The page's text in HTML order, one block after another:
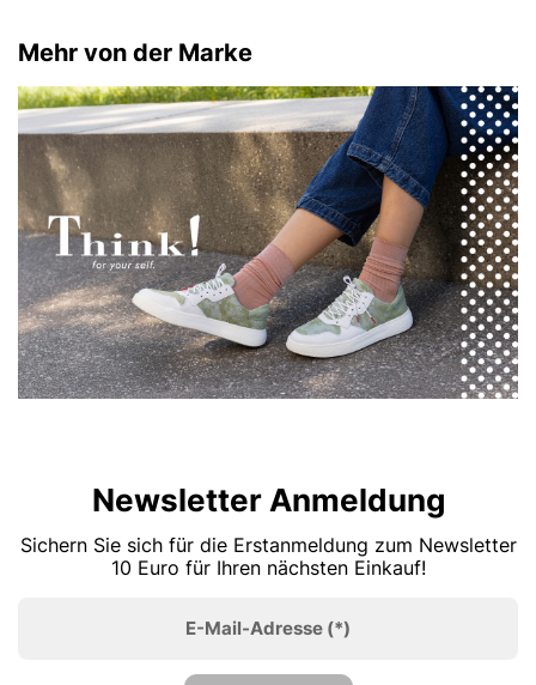
Mehr von der Marke
Newsletter Anmeldung
Sichern Sie sich für die Erstanmeldung zum Newsletter
10 Euro für Ihren nächsten Einkauf!
E-Mail-Adresse (*)